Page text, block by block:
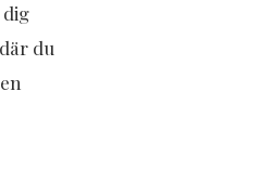
du